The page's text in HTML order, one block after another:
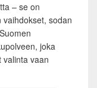
– se on
sodan
joka
valinta vaan